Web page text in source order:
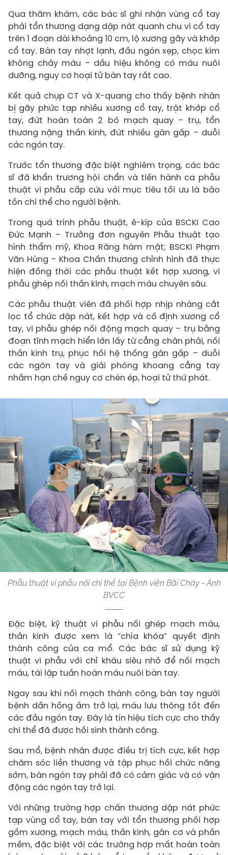
Qua thăm khám, các bác sĩ ghi nhận vùng cổ tay
phải tổn thương dạng dập nát quanh chu vi cổ tay
trên 1 đoạn dài khoảng 10 cm, lộ xương gãy và khớp
cổ tay. Bàn tay nhợt lạnh, đầu ngón xẹp, chọc kim
không chảy máu – dấu hiệu không có máu nuôi
dưỡng, nguy cơ hoại tử bàn tay rất cao.
Kết quả chụp CT và X-quang cho thấy bệnh nhân
bị gãy phức tạp nhiều xương cổ tay, trật khớp cổ
tay, đứt hoàn toàn 2 bó mạch quay – trụ, tổn
thương nặng thần kinh, đứt nhiều gân gấp – duỗi
các ngón tay.
Trước tổn thương đặc biệt nghiêm trọng, các bác
sĩ đã khẩn trương hội chẩn và tiến hành ca phẫu
thuật vi phẫu cấp cứu với mục tiêu tối ưu là bảo
tồn chi thể cho người bệnh.
Trong quá trình phẫu thuật, ê-kíp của BSCKI Cao
Đức Mạnh – Trưởng đơn nguyên Phẫu thuật tạo
hình thẩm mỹ, Khoa Răng hàm mặt; BSCKI Phạm
Văn Hùng – Khoa Chấn thương chỉnh hình đã thực
hiện đồng thời các phẫu thuật kết hợp xương, vi
phẫu ghép nối thần kinh, mạch máu chuyên sâu.
Các phẫu thuật viên đã phối hợp nhịp nhàng cắt
lọc tổ chức dập nát, kết hợp và cố định xương cổ
tay, vi phẫu ghép nối động mạch quay – trụ bằng
đoạn tĩnh mạch hiển lớn lấy từ cẳng chân phải, nối
thần kinh trụ, phục hồi hệ thống gân gấp – duỗi
các ngón tay và giải phóng khoang cẳng tay
nhằm hạn chế nguy cơ chèn ép, hoại tử thứ phát.
Phẫu thuật vi phẫu nối chi thể tại Bệnh viện Bãi Cháy - Ảnh
BVCC
Đặc biệt, kỹ thuật vi phẫu nối ghép mạch máu,
thần kinh được xem là “chìa khóa” quyết định
thành công của ca mổ. Các bác sĩ sử dụng kỹ
thuật vi phẫu với chỉ khâu siêu nhỏ để nối mạch
máu, tái lập tuần hoàn máu nuôi bàn tay.
Ngay sau khi nối mạch thành công, bàn tay người
bệnh dần hồng ấm trở lại, máu lưu thông tốt đến
các đầu ngón tay. Đây là tín hiệu tích cực cho thấy
chi thể đã được hồi sinh thành công.
Sau mổ, bệnh nhân được điều trị tích cực, kết hợp
chăm sóc liền thương và tập phục hồi chức năng
sớm, bàn ngón tay phải đã có cảm giác và có vận
động các ngón tay trở lại.
Với những trường hợp chấn thương dập nát phức
tạp vùng cổ tay, bàn tay với tổn thương phối hợp
gồm xương, mạch máu, thần kinh, gân cơ và phần
mềm, đặc biệt với các trường hợp mất hoàn toàn